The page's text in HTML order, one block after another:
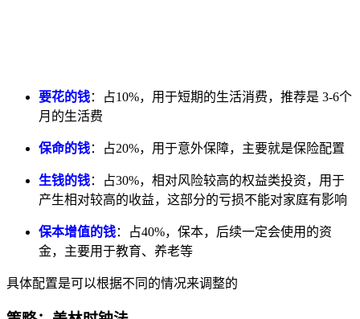
要花的钱：占10%，用于短期的生活消费，推荐是 3-6个
月的生活费
保命的钱：占20%，用于意外保障，主要就是保险配置
生钱的钱：占30%，相对风险较高的权益类投资，用于
产生相对较高的收益，这部分的亏损不能对家庭有影响
保本增值的钱：占40%，保本，后续一定会使用的资
金，主要用于教育、养老等
具体配置是可以根据不同的情况来调整的